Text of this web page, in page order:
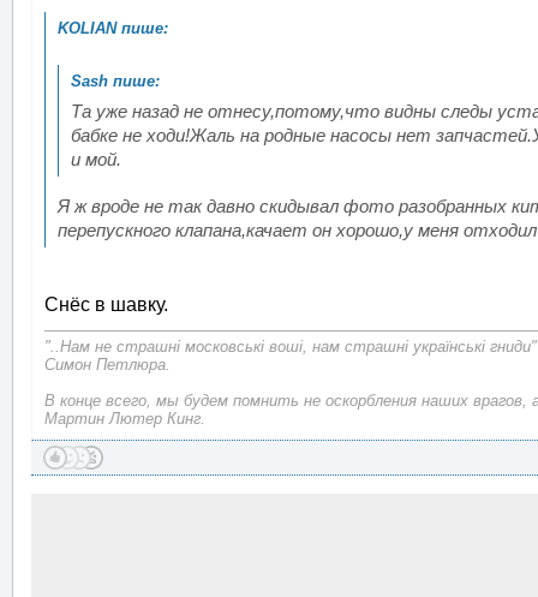
Та уже назад не отнесу,потому,что видны следы
бабке не ходи!Жаль на родные насосы нет
и мой.
Я ж вроде не так давно скидывал фото разобранных
перепускного клапана,качает он хорошо,у меня
Снёс в шавку.
"..Нам не страшні московські воші, нам страшні українські гниди"
Симон Петлюра.
В конце всего, мы будем помнить не оскорбления наших врагов,
Мартин Лютер Кинг.